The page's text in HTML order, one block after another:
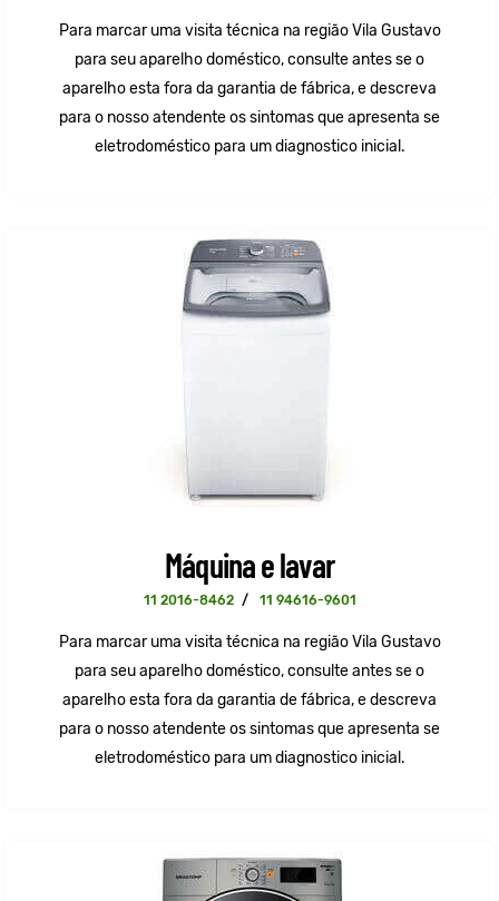
Para marcar uma visita técnica na região Vila Gustavo
para seu aparelho doméstico, consulte antes se o
aparelho esta fora da garantia de fábrica, e descreva
para o nosso atendente os sintomas que apresenta se
eletrodoméstico para um diagnostico inicial.
Máquina e lavar
11 2016-8462 / 11 94616-9601
Para marcar uma visita técnica na região Vila Gustavo
para seu aparelho doméstico, consulte antes se o
aparelho esta fora da garantia de fábrica, e descreva
para o nosso atendente os sintomas que apresenta se
eletrodoméstico para um diagnostico inicial.